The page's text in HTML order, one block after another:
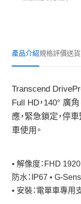
產品介紹規格評價送
Transcend
Full HD，140° 廣
應，緊急鎖定，停
車使用。
• 解像度：FHD
防水：IP67 • G-
• 安裝：電單車專用